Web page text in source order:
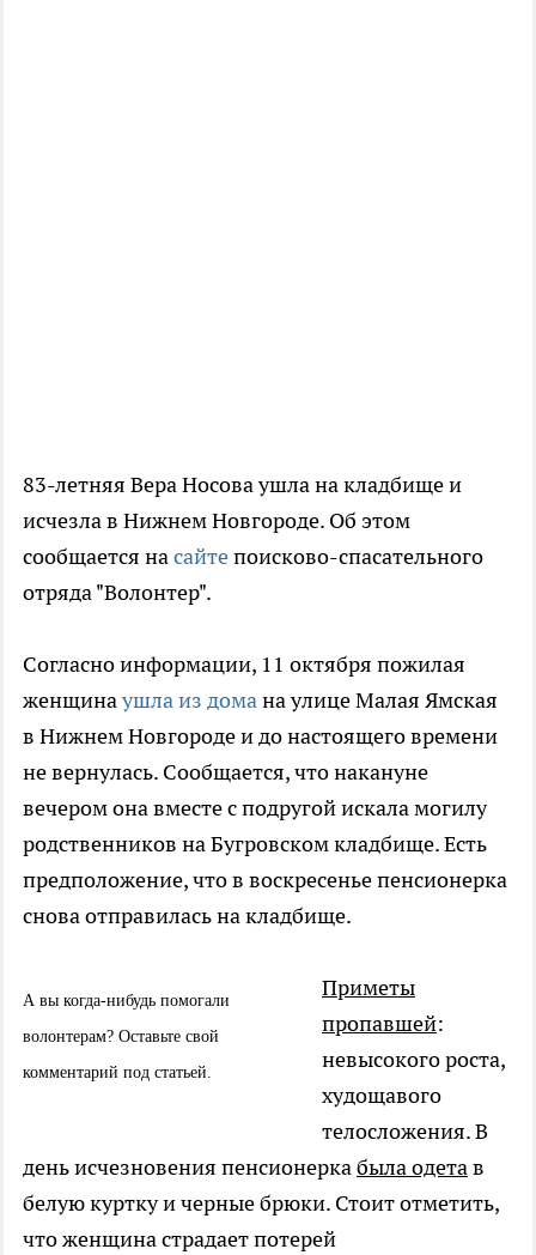
83-летняя Вера Носова ушла на кладбище и
исчезла в Нижнем Новгороде. Об этом
сообщается насайтепоисково-спасательного
отряда "Волонтер".
Согласно информации, 11 октября пожилая
женщинаушла из домана улице Малая Ямская
в Нижнем Новгороде и до настоящего времени
не вернулась. Сообщается, что накануне
вечером она вместе с подругой искала могилу
родственников на Бугровском кладбище. Есть
предположение, что в воскресенье пенсионерка
снова отправилась на кладбище.
А вы когда-нибудь помогали
волонтерам? Оставьте свой
комментарий под статьей.
Приметы
пропавшей:
невысокого роста,
худощавого
телосложения. В
день исчезновения пенсионеркабыла одетав
белую куртку и черные брюки. Стоит отметить,
что женщина страдает потерей